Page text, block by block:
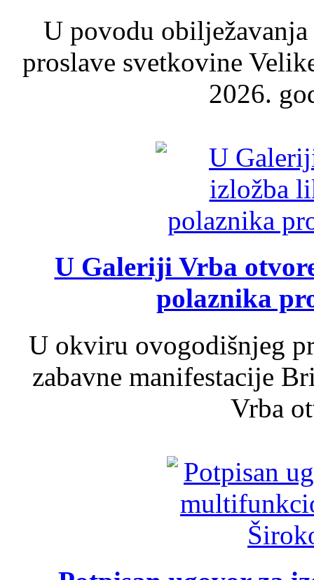
U povodu
proslave svetkovine
2026.
U Galeriji Vrba
polaznika
U okviru ovogodišnjeg
zabavne manifestacije
Vrba